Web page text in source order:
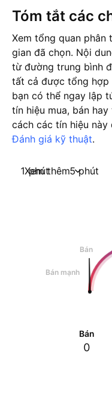
Tóm tắt các
Xem tổng quan
gian đã chọn. Nội
từ đường trung bình
tất cả được tổng hợp
bạn có thể ngay lập
tín hiệu mua, bán
cách các tín hiệu
Đánh giá kỹ thuật.
1 phút 5 phút
Xem thêm
Bán
Bán mạnh
Bán
0